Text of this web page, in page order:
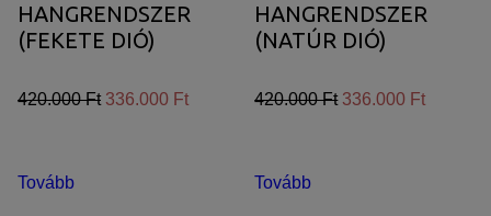
HANGRENDSZER
(FEKETE DIÓ)
420.000 Ft 336.000 Ft
Tovább
HANGRENDSZER
(NATÚR DIÓ)
420.000 Ft 336.000 Ft
Tovább